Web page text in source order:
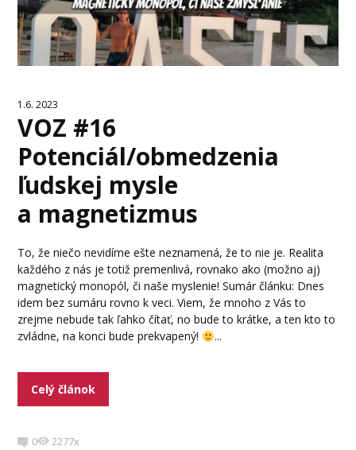
1.6. 2023
VOZ #16
Potenciál/obmedzenia
ľudskej mysle
a magnetizmus
To, že niečo nevidíme ešte neznamená, že to nie je. Realita
každého z nás je totiž premenlivá, rovnako ako (možno aj)
magnetický monopól, či naše myslenie! Sumár článku: Dnes
idem bez sumáru rovno k veci. Viem, že mnoho z Vás to
zrejme nebude tak ľahko čítať, no bude to krátke, a ten kto to
zvládne, na konci bude prekvapený!
...
Celý článok
0 2277x